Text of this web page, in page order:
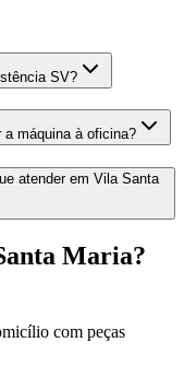
SV?
máquina à oficina?
atender em Vila Santa
Maria?
com peças